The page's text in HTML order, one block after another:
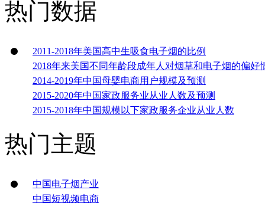
热门数据
2011-2018年美国高中生吸食电子烟的比例
2018年来美国不同年龄段成年人对烟草和电子烟的偏好
2014-2019年中国母婴电商用户规模及预测
2015-2020年中国家政服务业从业人数及预测
2015-2018年中国规模以下家政服务企业从业人数
热门主题
中国电子烟产业
中国短视频电商